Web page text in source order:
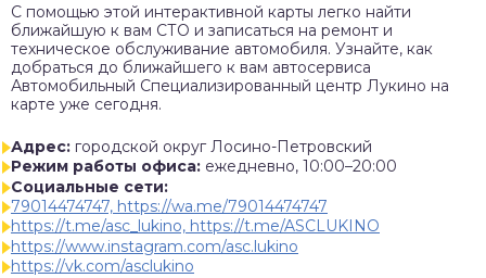
C помощью этой интерактивной карты легко найти
ближайшую к вам СТО и записаться на ремонт и
техническое обслуживание автомобиля. Узнайте, как
добраться до ближайшего к вам автосервиса
Автомобильный Специализированный центр Лукино на
карте уже сегодня.
Адрес: городской округ Лосино-Петровский
Режим работы офиса: ежедневно, 10:00–20:00
Социальные сети:
79014474747, https://wa.me/79014474747
https://t.me/asc_lukino, https://t.me/ASCLUKINO
https://www.instagram.com/asc.lukino
https://vk.com/asclukino